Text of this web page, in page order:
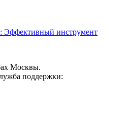
Эффективный инструмент
Москвы.
поддержки: